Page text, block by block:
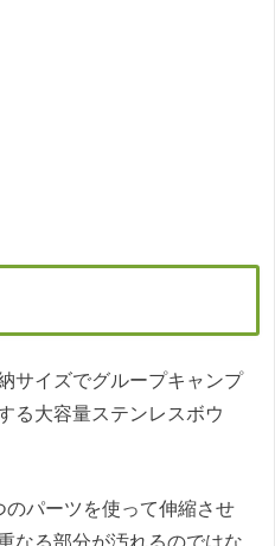
サイズでグループキャンプ
る大容量ステンレスボウ
パーツを使って伸縮させ
なる部分が汚れるのではな